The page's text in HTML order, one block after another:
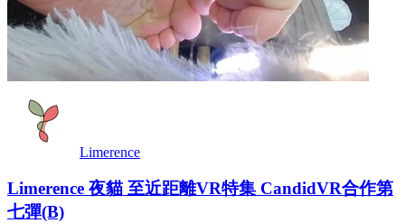
Limerence
Limerence 夜貓 至近距離VR特集 CandidVR合作第
七彈(B)